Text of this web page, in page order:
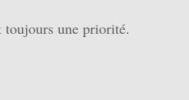
toujours une priorité.